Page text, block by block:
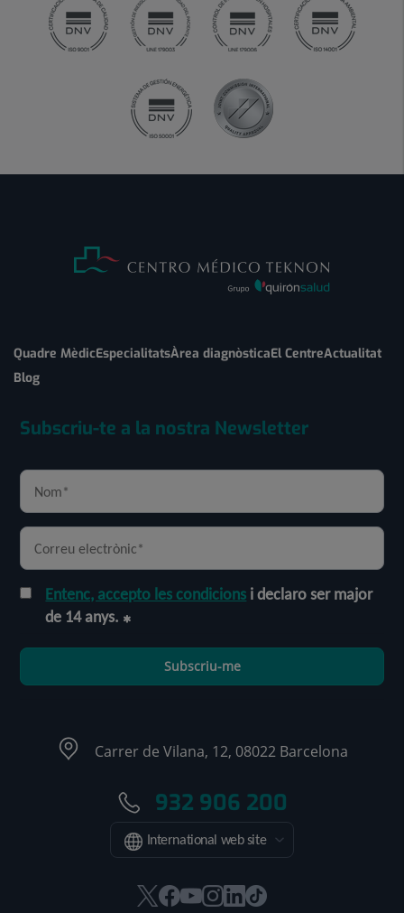
Quadre MèdicEspecialitatsÀrea diagnòsticaEl CentreActualitat
Blog
Subscriu-te a la nostra Newsletter
Entenc, accepto les condicions i declaro ser major
de 14 anys.
Subscriu-me
Carrer de Vilana, 12, 08022 Barcelona
932 906 200
International web site
AquestAquestAquestAquest
AquestEnllaç